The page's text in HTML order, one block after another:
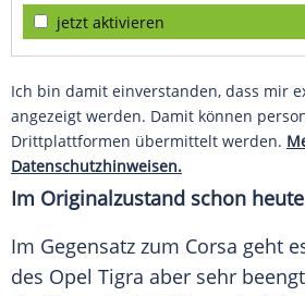
jetzt aktivieren
Ich bin damit einverstanden, dass mir
angezeigt werden. Damit können
Drittplattformen übermittelt werden.
Datenschutzhinweisen.
Im Originalzustand schon
Im Gegensatz zum Corsa geht
des Opel Tigra aber sehr